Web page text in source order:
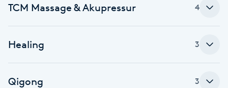
Brynplockning
TCM Massage & Akupressur 4
Healing 3
Qigong 3